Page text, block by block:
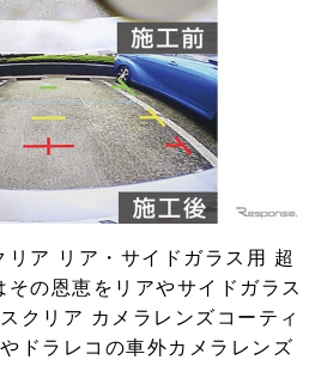
リア リア・サイドガラス用 超
その恩恵をリアやサイドガラス
クリア カメラレンズコーティ
ドラレコの車外カメラレンズ